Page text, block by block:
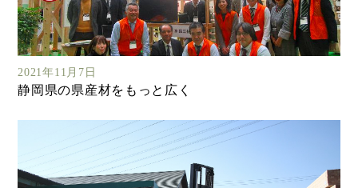
2021年11月7日
静岡県の県産材をもっと広く